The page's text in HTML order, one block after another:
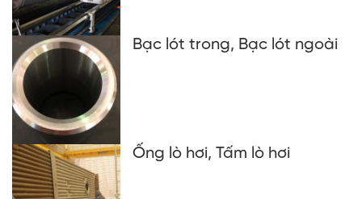
Bạc lót trong, Bạc lót ngoài
Ống lò hơi, Tấm lò hơi